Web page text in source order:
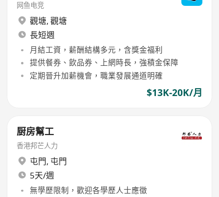
网鱼电竞
觀塘, 觀塘
長短週
月結工資，薪酬結構多元，含獎金福利
提供餐券、飲品券、上網時長，強積金保障
定期晉升加薪機會，職業發展通道明確
$13K-20K/月
厨房幫工
香港邦芒人力
屯門, 屯門
5天/週
無學歷限制，歡迎各學歷人士應徵